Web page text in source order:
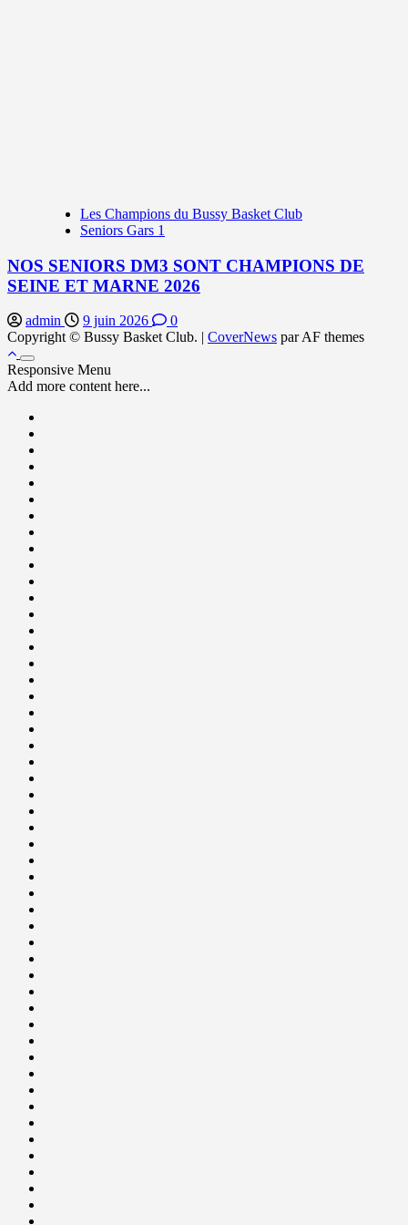
Les Champions du Bussy Basket Club
Seniors Gars 1
NOS SENIORS DM3 SONT CHAMPIONS DE
SEINE ET MARNE 2026
admin 9 juin 2026
0
Copyright © Bussy Basket Club. | CoverNews par AF themes
Responsive Menu
Add more content here...